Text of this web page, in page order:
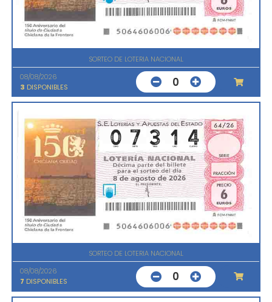
SORTEO DE LOTERIA NACIONAL
08/08/2026
3 DISPONIBLES 0
SORTEO DE LOTERIA NACIONAL
08/08/2026
7 DISPONIBLES 0